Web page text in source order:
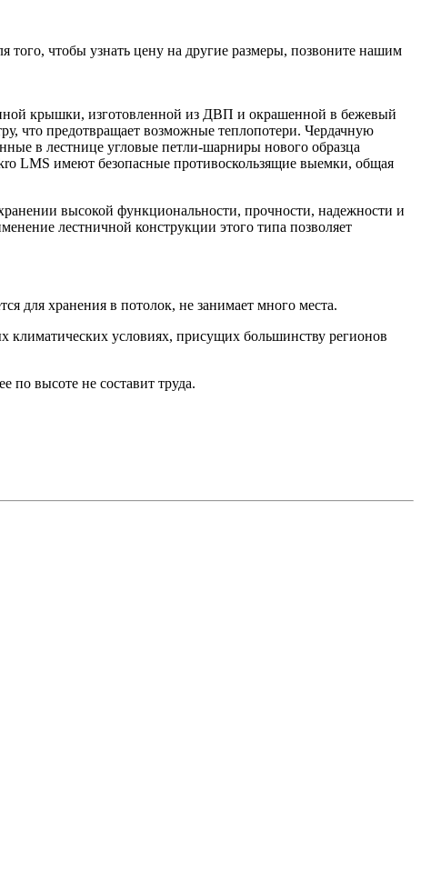
того, чтобы узнать цену на другие размеры, позвоните нашим
крышки, изготовленной из ДВП и окрашенной в бежевый
что предотвращает возможные теплопотери. Чердачную
в лестнице угловые петли-шарниры нового образца
LMS имеют безопасные противоскользящие выемки, общая
высокой функциональности, прочности, надежности и
лестничной конструкции этого типа позволяет
для хранения в потолок, не занимает много места.
условиях, присущих большинству регионов
по высоте не составит труда.